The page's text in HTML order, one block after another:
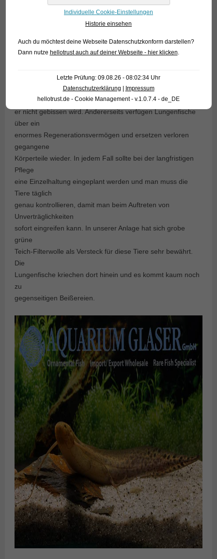
annectens liegt
Tiere sich nur beißen, weil sie sich gegenseitig für Futter
halten.
Bissverletzungen oft erheblich, auch der Pfleger sollte
aufpassen, dass
er nicht gebissen wird. Andererseits verfügen Lungenfische
über ein
enormes Regenerationsvermögen und ersetzen verloren
gegangene
Körperteile wieder. In jedem Fall sollte bei der langfristigen
Pflege
eine Einzelhaltung eingeplant werden und man muss die
Tiere täglich
genau kontrollieren, damit man beim Auftreten von
Unverträglichkeiten
sofort eingreifen kann. In unserer Anlage hat sich grobe
grüne
Teich-Filterwolle als Versteck für diese Tiere sehr bewährt.
Die
Lungenfische kriechen dort hinein und es kommt kaum noch
zu
gegenseitigen Beißereien.
Individuelle Cookie-Einstellungen
Historie einsehen
Auch du möchtest deine Webseite Datenschutzkonform darstellen?
Dann nutze hellotrust auch auf deiner Webseite - hier klicken.
Letzte Prüfung: 09.08.26 - 08:02:34 Uhr
Datenschutzerklärung
Impressum
hellotrust.de - Cookie Management - v.1.0.7.4 - de_DE